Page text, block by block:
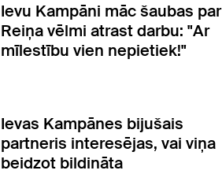
Ievu Kampāni māc šaubas par
Reiņa vēlmi atrast darbu: "Ar
mīlestību vien nepietiek!"
Ievas Kampānes bijušais
partneris interesējas, vai viņa
beidzot bildināta